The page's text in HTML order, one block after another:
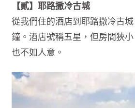
【貳】 耶路撒冷古城
從我們住的酒店到耶路撒冷古
鐘。酒店號稱五星，但房間狹
也不如人意。